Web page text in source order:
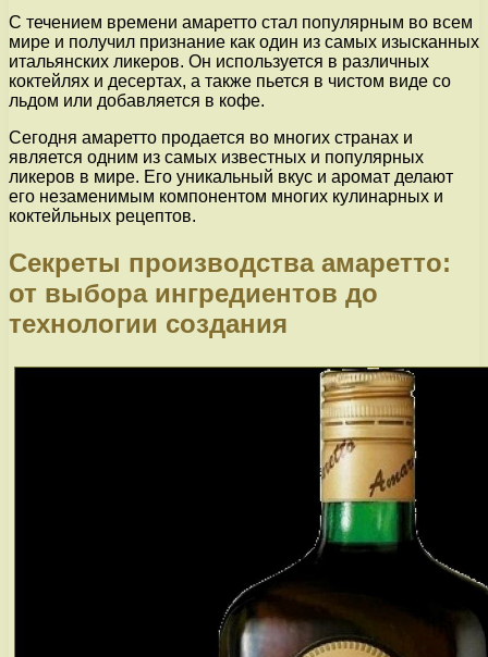
С течением времени амаретто стал популярным во всем
мире и получил признание как один из самых изысканных
итальянских ликеров. Он используется в различных
коктейлях и десертах, а также пьется в чистом виде со
льдом или добавляется в кофе.
Сегодня амаретто продается во многих странах и
является одним из самых известных и популярных
ликеров в мире. Его уникальный вкус и аромат делают
его незаменимым компонентом многих кулинарных и
коктейльных рецептов.
Секреты производства амаретто:
от выбора ингредиентов до
технологии создания